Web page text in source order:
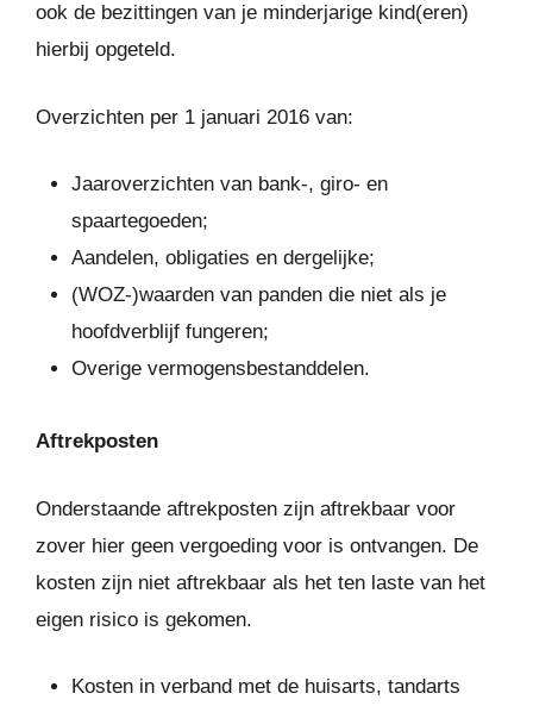
ook de bezittingen van je minderjarige kind(eren)
hierbij opgeteld.
Overzichten per 1 januari 2016 van:
Jaaroverzichten van bank-, giro- en
spaartegoeden;
Aandelen, obligaties en dergelijke;
(WOZ-)waarden van panden die niet als je
hoofdverblijf fungeren;
Overige vermogensbestanddelen.
Aftrekposten
Onderstaande aftrekposten zijn aftrekbaar voor
zover hier geen vergoeding voor is ontvangen. De
kosten zijn niet aftrekbaar als het ten laste van het
eigen risico is gekomen.
Kosten in verband met de huisarts, tandarts